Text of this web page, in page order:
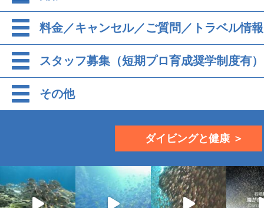
料金／キャンセル／ご質問／トラベル情報
スタッフ募集（短期プロ育成奨学制度有）
その他
ダイビングと健康 ＞